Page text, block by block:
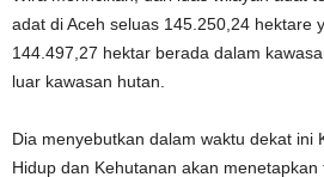
adat di Aceh seluas 145.250,24 hektare
144.497,27 hektar berada dalam
luar kawasan hutan.
Dia menyebutkan dalam waktu dekat ini
Hidup dan Kehutanan akan